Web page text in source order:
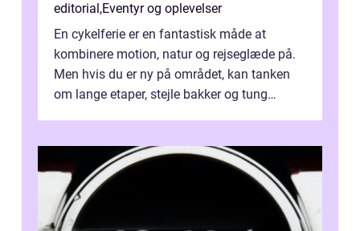
editorial ,Eventyr og oplevelser
En cykelferie er en fantastisk måde at
kombinere motion, natur og rejseglæde på.
Men hvis du er ny på området, kan tanken
om lange etaper, stejle bakker og tung